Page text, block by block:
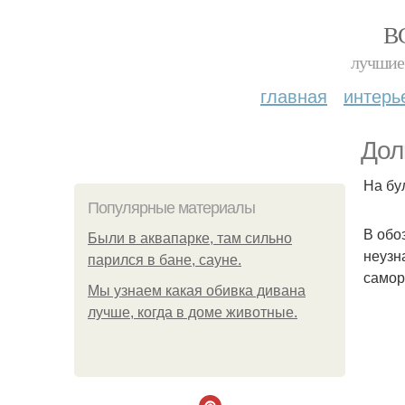
лучшие
главная
Популярные материалы
Были в аквапарке, там сильно
парился в бане, сауне.
Мы узнаем какая обивка дивана
лучше, когда в доме животные.
На
В